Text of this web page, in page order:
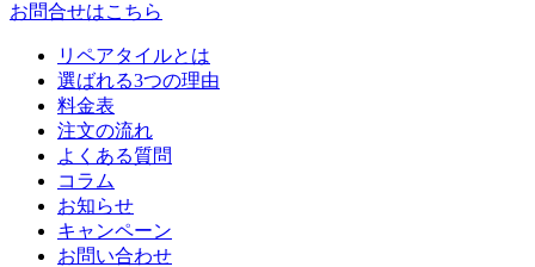
お問合せはこちら
リペアタイルとは
選ばれる3つの理由
料金表
注文の流れ
よくある質問
コラム
お知らせ
キャンペーン
お問い合わせ